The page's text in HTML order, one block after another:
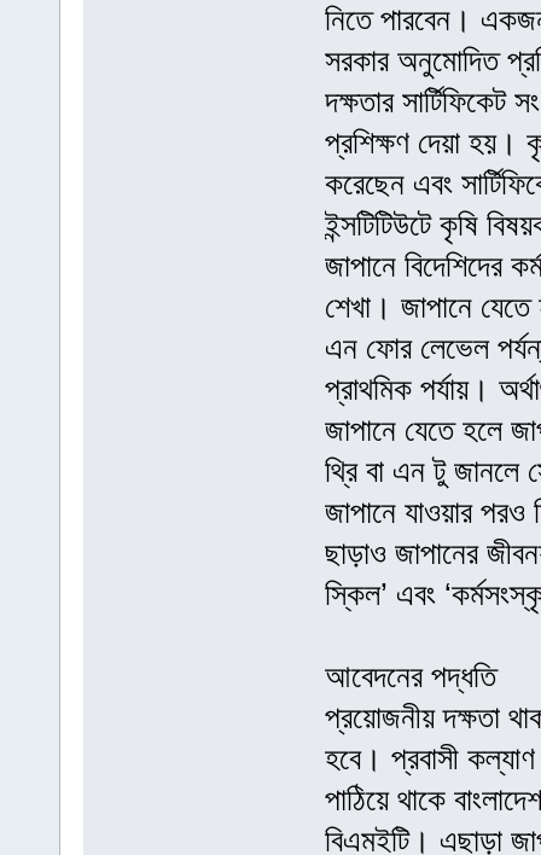
নিতে পারবেন।
সরকার অনুমোদিত
দক্ষতার সার্টিফিকেট
প্রশিক্ষণ দেয়া হয়।
করেছেন এবং
ইন্সটিটিউটে কৃষি
জাপানে বিদেশিদের
শেখা। জাপানে
এন ফোর লেভেল
প্রাথমিক পর্যায়।
জাপানে যেতে হলে
থ্রি বা এন টু জানলে
জাপানে যাওয়ার পরও
ছাড়াও জাপানের
স্কিল’ এবং
আবেদনের পদ্ধতি
প্রয়োজনীয় দক্ষতা
হবে। প্রবাসী কল্যাণ
পাঠিয়ে থাকে
বিএমইটি। এছাড়া